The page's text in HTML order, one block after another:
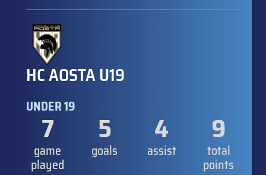
HC AOSTA U19
UNDER 19
7
game
played
5
goals
4
assist
9
total
points